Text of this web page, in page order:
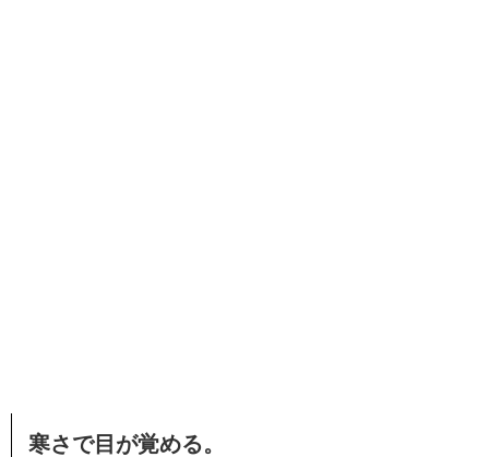
寒さで目が覚める。